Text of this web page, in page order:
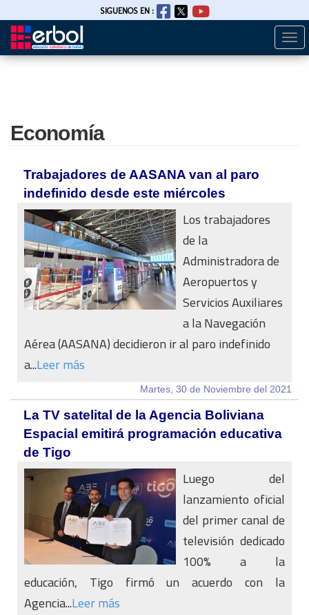
Pasar
SIGUENOS EN :
Economía
Trabajadores de AASANA van al paro
indefinido desde este miércoles
Los trabajadores
de la
Administradora de
Aeropuertos y
Servicios Auxiliares
a la Navegación
Aérea (AASANA) decidieron ir al paro indefinido
a...Leer más
Martes, 30 de Noviembre del 2021
La TV satelital de la Agencia Boliviana
Espacial emitirá programación educativa
de Tigo
Luego del
lanzamiento oficial
del primer canal de
televisión dedicado
100% a la
educación, Tigo firmó un acuerdo con la
Agencia...Leer más